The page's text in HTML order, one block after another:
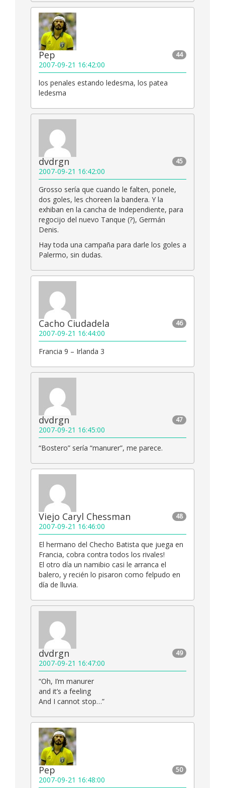
44
Pep
2007-09-21 16:42:00
los penales estando ledesma, los patea
ledesma
45
dvdrgn
2007-09-21 16:42:00
Grosso sería que cuando le falten, ponele,
dos goles, les choreen la bandera. Y la
exhiban en la cancha de Independiente, para
regocijo del nuevo Tanque (?), Germán
Denis.
Hay toda una campaña para darle los goles a
Palermo, sin dudas.
46
Cacho Ciudadela
2007-09-21 16:44:00
Francia 9 – Irlanda 3
47
dvdrgn
2007-09-21 16:45:00
“Bostero” sería “manurer”, me parece.
48
Viejo Caryl Chessman
2007-09-21 16:46:00
El hermano del Checho Batista que juega en
Francia, cobra contra todos los rivales!
El otro día un namibio casi le arranca el
balero, y recién lo pisaron como felpudo en
día de lluvia.
49
dvdrgn
2007-09-21 16:47:00
“Oh, I’m manurer
and it’s a feeling
And I cannot stop…”
50
Pep
2007-09-21 16:48:00